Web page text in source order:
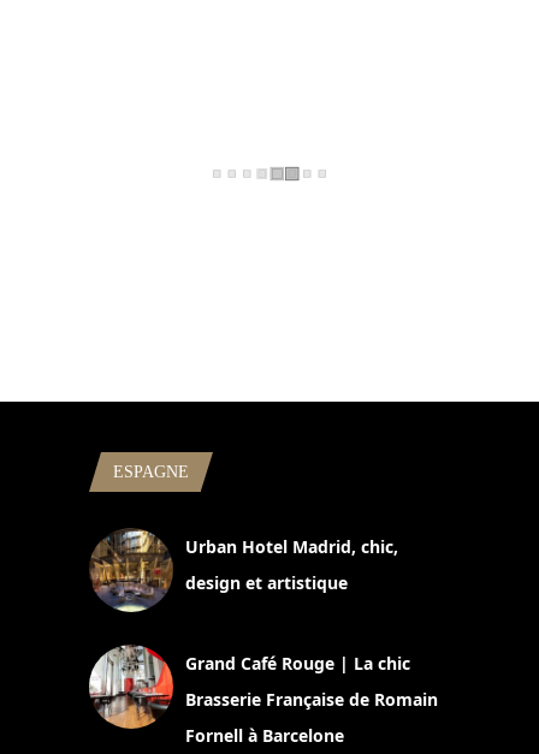
ESPAGNE
Urban Hotel Madrid, chic,
design et artistique
Grand Café Rouge | La chic
Brasserie Française de Romain
Fornell à Barcelone